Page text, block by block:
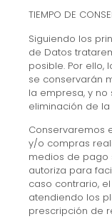
TIEMPO DE
Siguiendo los
de Datos
posible. Por
se conservarán
la empresa, y no
eliminación de
Conservaremos
y/o compras
medios de pago
autoriza para
caso contrario,
atendiendo los
prescripción de